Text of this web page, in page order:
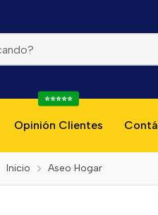
Opinión Clientes
⭐⭐⭐⭐⭐
Inicio Aseo Hogar